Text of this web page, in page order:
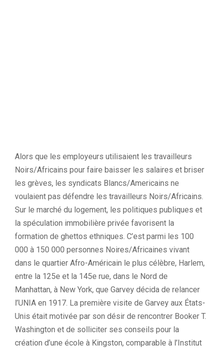
Alors que les employeurs utilisaient les travailleurs
Noirs/Africains pour faire baisser les salaires et briser
les grèves, les syndicats Blancs/Americains ne
voulaient pas défendre les travailleurs Noirs/Africains.
Sur le marché du logement, les politiques publiques et
la spéculation immobilière privée favorisent la
formation de ghettos ethniques. C’est parmi les 100
000 à 150 000 personnes Noires/Africaines vivant
dans le quartier Afro-Américain le plus célèbre, Harlem,
entre la 125e et la 145e rue, dans le Nord de
Manhattan, à New York, que Garvey décida de relancer
l’UNIA en 1917. La première visite de Garvey aux États-
Unis était motivée par son désir de rencontrer Booker T.
Washington et de solliciter ses conseils pour la
création d’une école à Kingston, comparable à l’Institut